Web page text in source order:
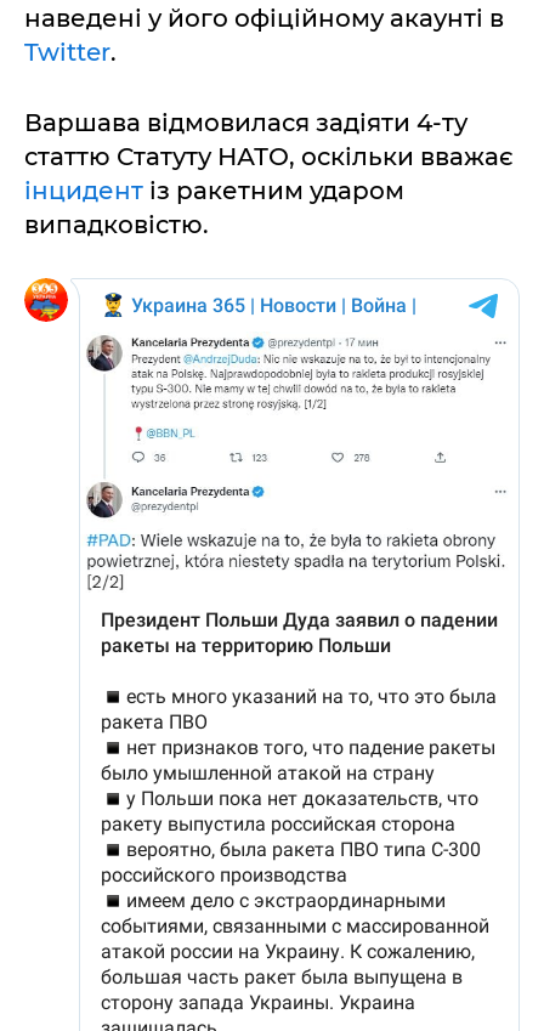
наведені у його офіційному акаунті в
Twitter.
Варшава відмовилася задіяти 4-ту
статтю Статуту НАТО, оскільки вважає
інцидент із ракетним ударом
випадковістю.